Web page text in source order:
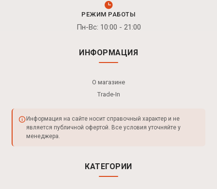
РЕЖИМ РАБОТЫ
Пн-Вс: 10:00 - 21:00
ИНФОРМАЦИЯ
О магазине
Trade-In
Информация на сайте носит справочный характер и не
является публичной офертой. Все условия уточняйте у
менеджера.
КАТЕГОРИИ